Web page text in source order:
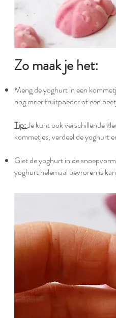
Zo maak je het:
Meng de yoghurt in een
nog meer fruitpoeder of een
Tip:Je kunt ook verschillende
kommetjes, verdeel de yoghurt
Giet de yoghurt in de
yoghurt helemaal bevroren is